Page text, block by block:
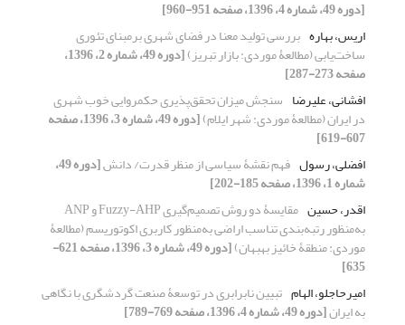
[دوره 49، شماره 4، 1396، صفحه 951-960]
اریس، بهاره بررسی تولید معنا در فضای شهری برمبنای تئوری
ساخت‌یابی (مطالعۀ موردی: بازار تبریز) [دوره 49، شماره 2، 1396،
صفحه 273-287]
افشانی، علیرضا سنجش میزان تحقق‌پذیری حکمروایی خوب شهری
در ایران (مطالعۀ موردی: شهر ایلام) [دوره 49، شماره 3، 1396، صفحه
607-619]
افضلی، رسول فهم نقشۀ سیاسی از منظر قدرت/ دانش [دوره 49،
شماره 1، 1396، صفحه 185-202]
اقدر، حسین
مقایسۀ دو روش تصمیم‌گیری Fuzzy-AHP و ANP
به‌منظور رتبه‌بندی تناسب اراضی به‌منظور کاربری اکوتوریسم (مطالعۀ
موردی: منطقۀ خائیز بهبهان) [دوره 49، شماره 3، 1396، صفحه 621-
635]
امیرحاجلو، الهام تبیین نابرابری در توسعۀ صنعت گردشگری با نگاهی
به ایران[دوره 49، شماره 4، 1396، صفحه 769-789]